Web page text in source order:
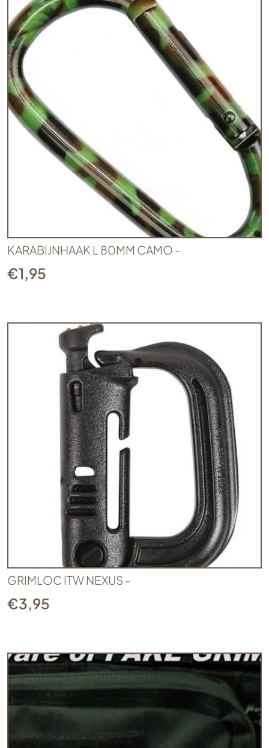
KARABIJNHAAK L 80MM CAMO -
€1,95
GRIMLOC ITW NEXUS -
€3,95